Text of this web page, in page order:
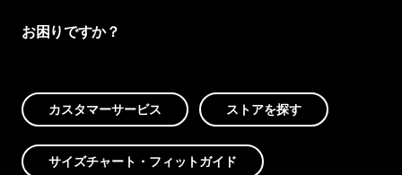
お困りですか？
カスタマーサービス ストアを探す
サイズチャート・フィットガイド